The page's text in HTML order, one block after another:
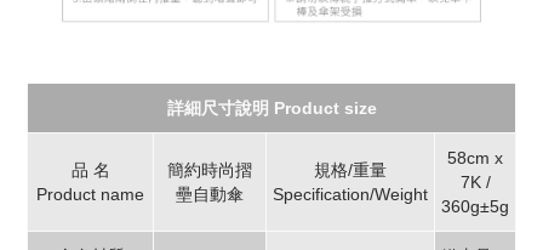
詳細尺寸說明 Product size
品 名
Product name
簡約時尚摺
壘自動傘
規格/重量
Specification/Weight
58cm x
7K /
360g±5g